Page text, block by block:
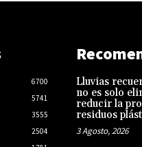
6700
5741
3555
2504
Lluvias
no es solo
reducir la
residuos
3 Agosto, 2026